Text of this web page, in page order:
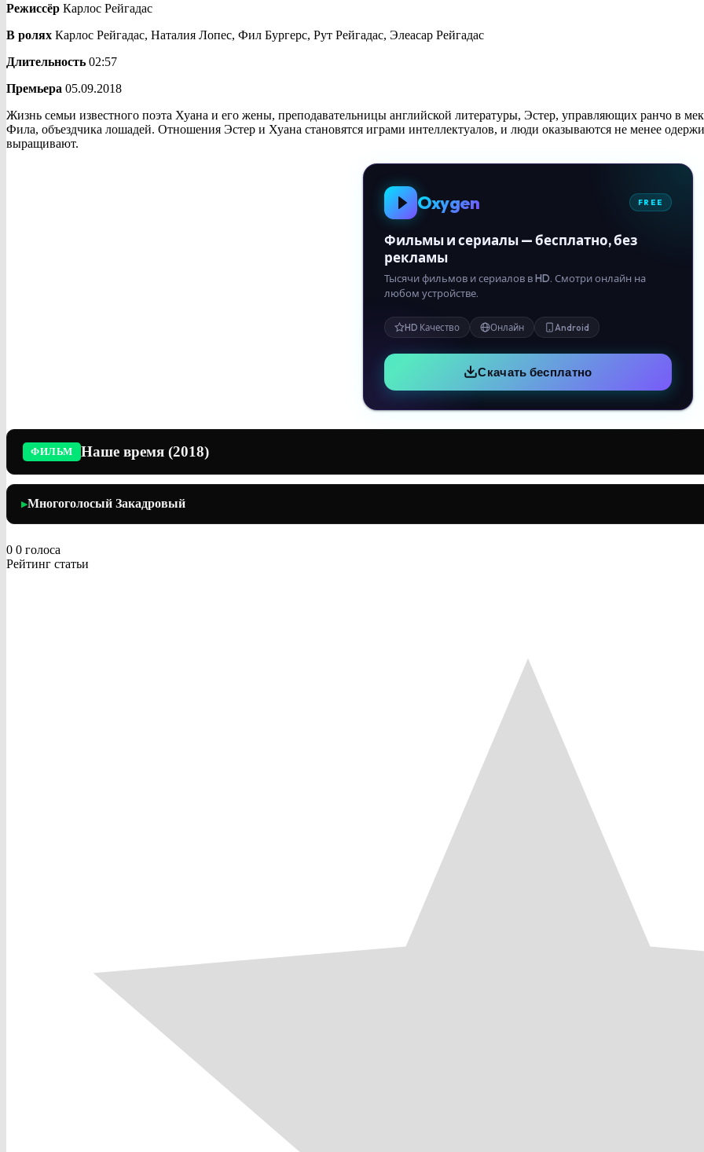
Режиссёр Карлос Рейгадас
В ролях Карлос Рейгадас, Наталия Лопес, Фил Бургерс, Рут Рейгадас, Элеасар Рейгадас
Длительность 02:57
Премьера 05.09.2018
Жизнь семьи известного поэта Хуана и его жены, преподавательницы английской литературы, Эстер, управляющих ранчо в
Фила, объездчика лошадей. Отношения Эстер и Хуана становятся играми интеллектуалов, и люди оказываются не менее
выращивают.
Oxygen FREE
Фильмы и сериалы — бесплатно, без
рекламы
Тысячи фильмов и сериалов в HD. Смотри онлайн на
любом устройстве.
HD Качество Онлайн Android
Скачать бесплатно
ФИЛЬМ Наше время (2018)
▶Многоголосый Закадровый
0 0 голоса
Рейтинг статьи